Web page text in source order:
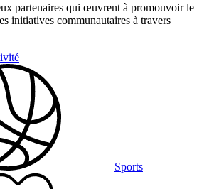
partenaires qui œuvrent à promouvoir le
initiatives communautaires à travers
Sports